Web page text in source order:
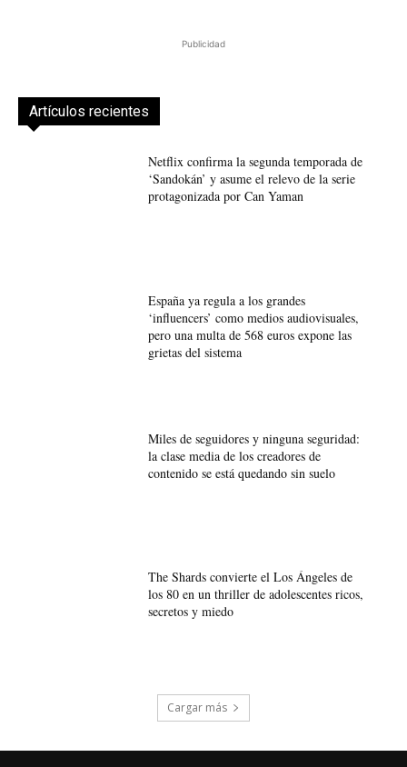
Publicidad
Artículos recientes
Netflix confirma la segunda temporada de
‘Sandokán’ y asume el relevo de la serie
protagonizada por Can Yaman
España ya regula a los grandes
‘influencers’ como medios audiovisuales,
pero una multa de 568 euros expone las
grietas del sistema
Miles de seguidores y ninguna seguridad:
la clase media de los creadores de
contenido se está quedando sin suelo
The Shards convierte el Los Ángeles de
los 80 en un thriller de adolescentes ricos,
secretos y miedo
Cargar más